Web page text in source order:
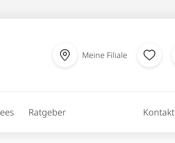
Meine Filiale
Ratgeber Kontakt